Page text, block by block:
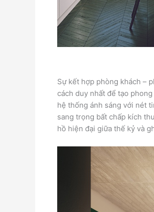
Sự kết hợp phòng khách –
cách duy nhất để tạo
hệ thống ánh sáng với nét
sang trọng bất chấp kích
hồ hiện đại giữa thế kỷ và